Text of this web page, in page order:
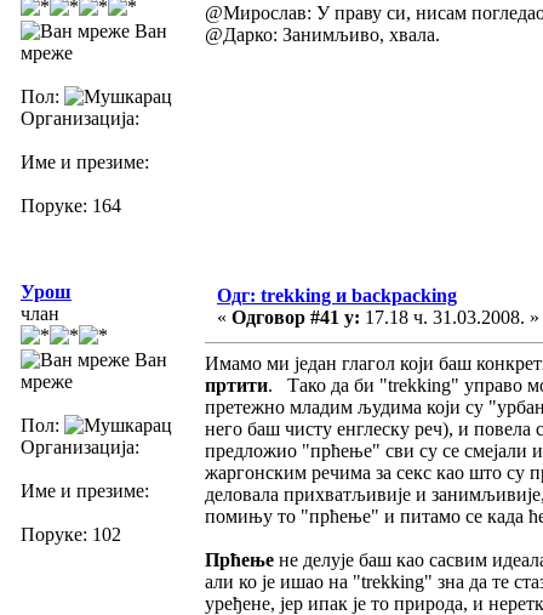
Ван
мреже
Пол:
Организација:
Име и презиме:
Поруке: 164
@Мирослав: У праву си, нисам
@Дарко: Занимљиво, хвала.
Урош
члан
Ван
мреже
Пол:
Организација:
Име и презиме:
Поруке: 102
Одг: trekking и backpacking
« Одговор #41 у: 17.18 ч. 31.03.2008. »
Имамо ми један глагол који баш
пртити. Тако да би "trekking" управо
претежно младим људима који су
него баш чисту енглеску реч), и повела
предложио "прћење" сви су се смејали
жаргонским речима за секс као што су
деловала прихватљивије и
помињу то "прћење" и питамо се када
Прћење не делује баш као сасвим
али ко је ишао на "trekking" зна да те
уређене, јер ипак је то природа, и